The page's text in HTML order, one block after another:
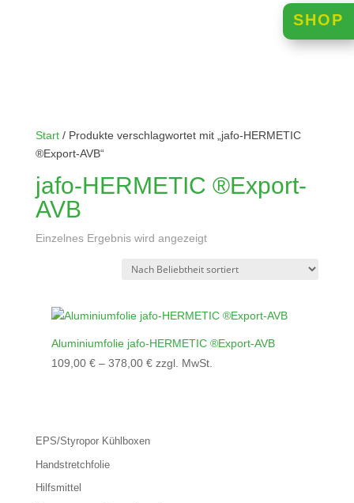
SHOP
Start/ Produkte verschlagwortet mit „jafo-HERMETIC
®Export-AVB“
jafo-HERMETIC ®Export-
AVB
Einzelnes Ergebnis wird angezeigt
Aluminiumfolie jafo-HERMETIC ®Export-AVB
109,00 €– 378,00 € zzgl. MwSt.
EPS/Styropor Kühlboxen
Handstretchfolie
Hilfsmittel